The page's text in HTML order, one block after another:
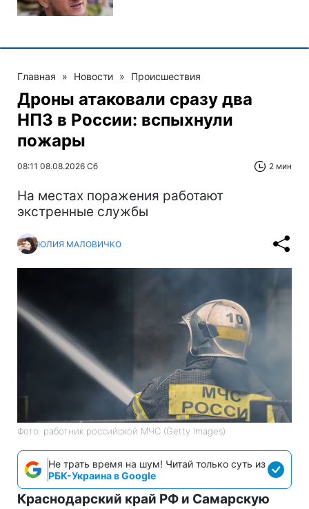
Главная » Новости » Происшествия
Дроны атаковали сразу два
НПЗ в России: вспыхнули
пожары
08:11 08.08.2026 Сб 2 мин
На местах поражения работают
экстренные службы
ЮЛИЯ МАЛОВИЧКО
Фото: работник российской МЧС (Getty Images)
Не трать время на шум! Читай только суть из
РБК-Украина в Google
Краснодарский край РФ и Самарскую